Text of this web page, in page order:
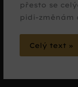
přesto se
pidi-změnám
Celý text »